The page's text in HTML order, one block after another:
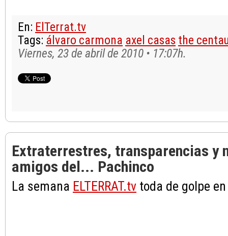
En: ElTerrat.tv
Tags: álvaro carmona axel casas the
Viernes, 23 de abril de 2010 • 17:07h.
Extraterrestres, transparencias y
amigos del... Pachinco
La semana ELTERRAT.tv toda de golpe